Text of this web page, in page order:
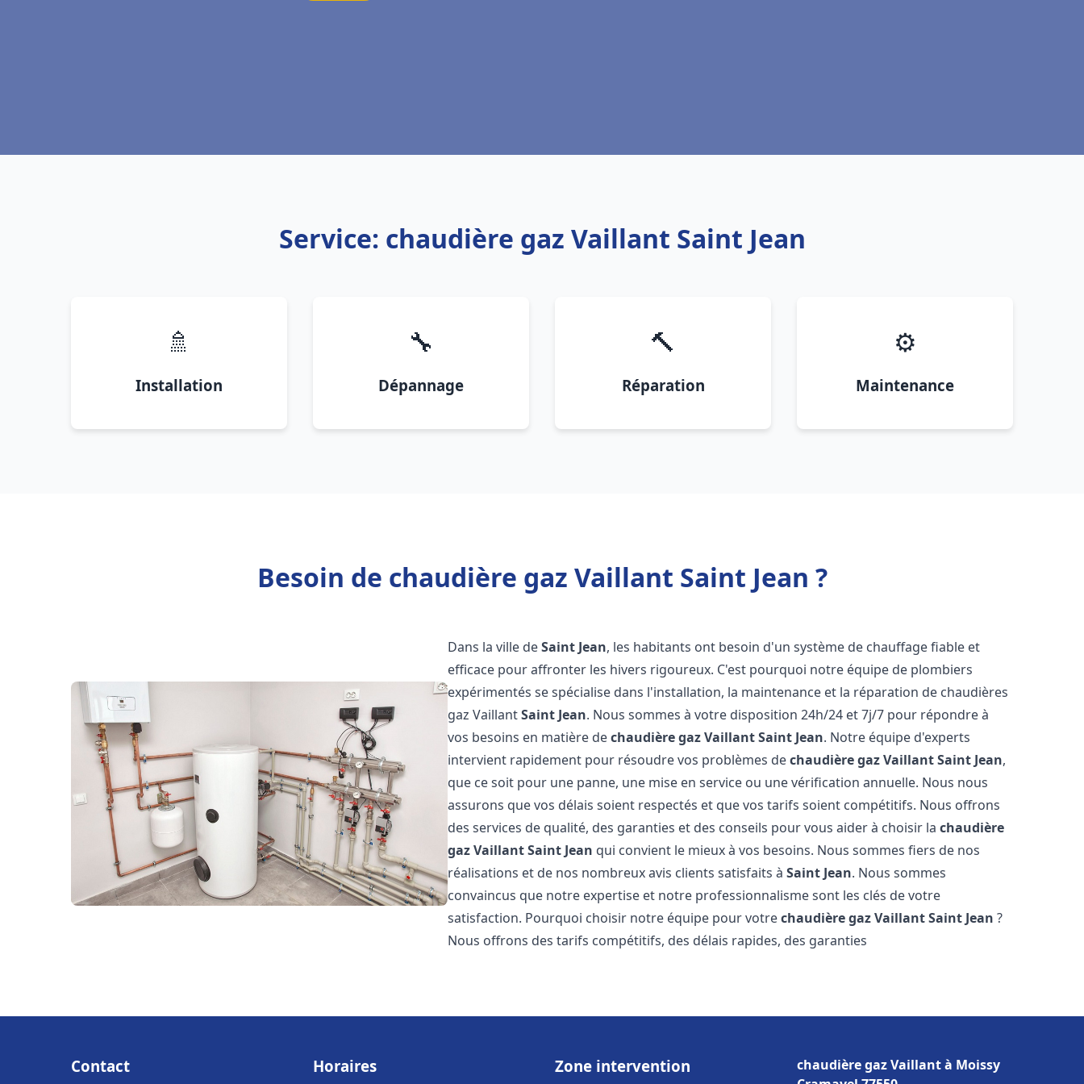
Service: chaudière gaz Vaillant Saint Jean
🚿
Installation
🔧
Dépannage
🔨
Réparation
⚙️
Maintenance
Besoin de chaudière gaz Vaillant Saint Jean ?
Dans la ville deSaint Jean, les habitants ont besoin d'un système de chauffage fiable et
efficace pour affronter les hivers rigoureux. C'est pourquoi notre équipe de plombiers
expérimentés se spécialise dans l'installation, la maintenance et la réparation de chaudières
gaz VaillantSaint Jean. Nous sommes à votre disposition 24h/24 et 7j/7 pour répondre à
vos besoins en matière dechaudière gaz VaillantSaint Jean. Notre équipe d'experts
intervient rapidement pour résoudre vos problèmes dechaudière gaz VaillantSaint Jean,
que ce soit pour une panne, une mise en service ou une vérification annuelle. Nous nous
assurons que vos délais soient respectés et que vos tarifs soient compétitifs. Nous offrons
des services de qualité, des garanties et des conseils pour vous aider à choisir lachaudière
gaz VaillantSaint Jean qui convient le mieux à vos besoins. Nous sommes fiers de nos
réalisations et de nos nombreux avis clients satisfaits àSaint Jean. Nous sommes
convaincus que notre expertise et notre professionnalisme sont les clés de votre
satisfaction. Pourquoi choisir notre équipe pour votrechaudière gaz VaillantSaint Jean ?
Nous offrons des tarifs compétitifs, des délais rapides, des garanties
Contact Horaires Zone intervention
chaudière gaz Vaillant à Moissy